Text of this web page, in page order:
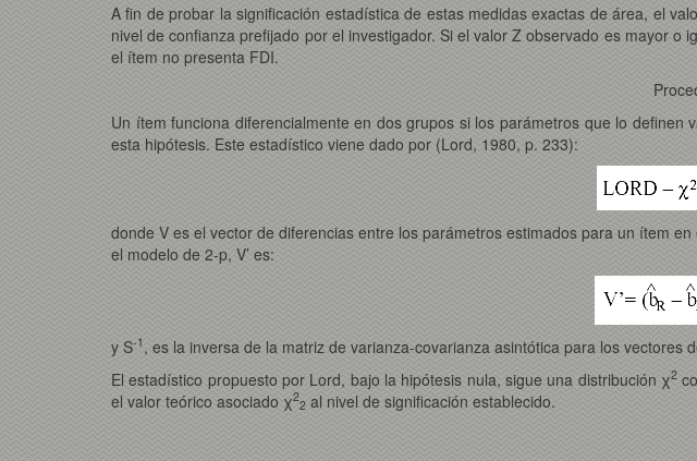
A fin de probar la significación estadística de estas medidas exactas de área, el
nivel de confianza prefijado por el investigador. Si el valor Z observado es mayor
el ítem no presenta FDI.
Un ítem funciona diferencialmente en dos grupos si los parámetros que lo
esta hipótesis. Este estadístico viene dado por (Lord, 1980, p. 233):
donde V es el vector de diferencias entre los parámetros estimados para un ítem
el modelo de 2-p, V’ es:
y S-1 , es la inversa de la matriz de varianza-covarianza asintótica para los vectores
El estadístico propuesto por Lord, bajo la hipótesis nula, sigue una distribución χ2
el valor teórico asociado χ2
2 al nivel de significación establecido.